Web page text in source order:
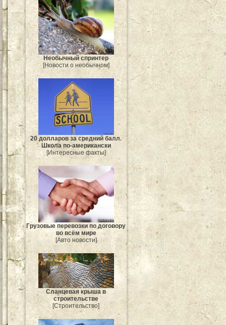
Необычный спринтер
[Новости о необычном]
20 долларов за средний балл.
Школа по-американски
[Интересные факты]
Грузовые перевозки по договору
во всём мире
[Авто новости]
Сланцевая крыша в
строительстве
[Строительство]